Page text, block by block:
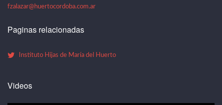
fzalazar@huertocordoba.com.ar
Paginas relacionadas
Instituto Hijas de María del Huerto
Videos